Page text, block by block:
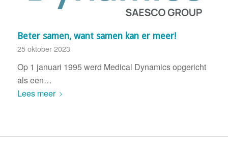
Beter samen, want samen kan er meer!
25 oktober 2023
Op 1 januari 1995 werd Medical Dynamics opgericht
als een…
Lees meer